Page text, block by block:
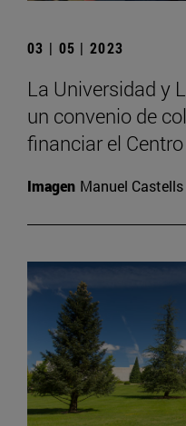
03 | 05 | 2023
La Universidad y
un convenio de
financiar el
Imagen Manuel Castells